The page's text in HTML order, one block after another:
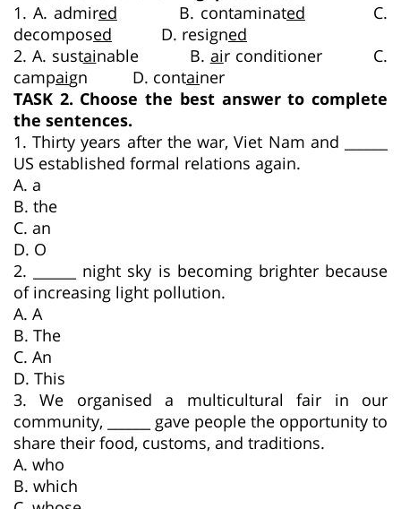
1. A. admired B. contaminated C.
decomposed D. resigned
2. A. sustainable B. air conditioner C.
campaign D. container
TASK 2. Choose the best answer to complete
the sentences.
1. Thirty years after the war, Viet Nam and ______
US established formal relations again.
A. a
B. the
C. an
D. O
2. ______ night sky is becoming brighter because
of increasing light pollution.
A. A
B. The
C. An
D. This
3. We organised a multicultural fair in our
community, ______ gave people the opportunity to
share their food, customs, and traditions.
A. who
B. which